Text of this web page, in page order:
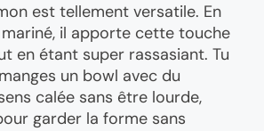
est tellement versatile. En
il apporte cette touche
en étant super rassasiant. Tu
un bowl avec du
calée sans être lourde,
garder la forme sans